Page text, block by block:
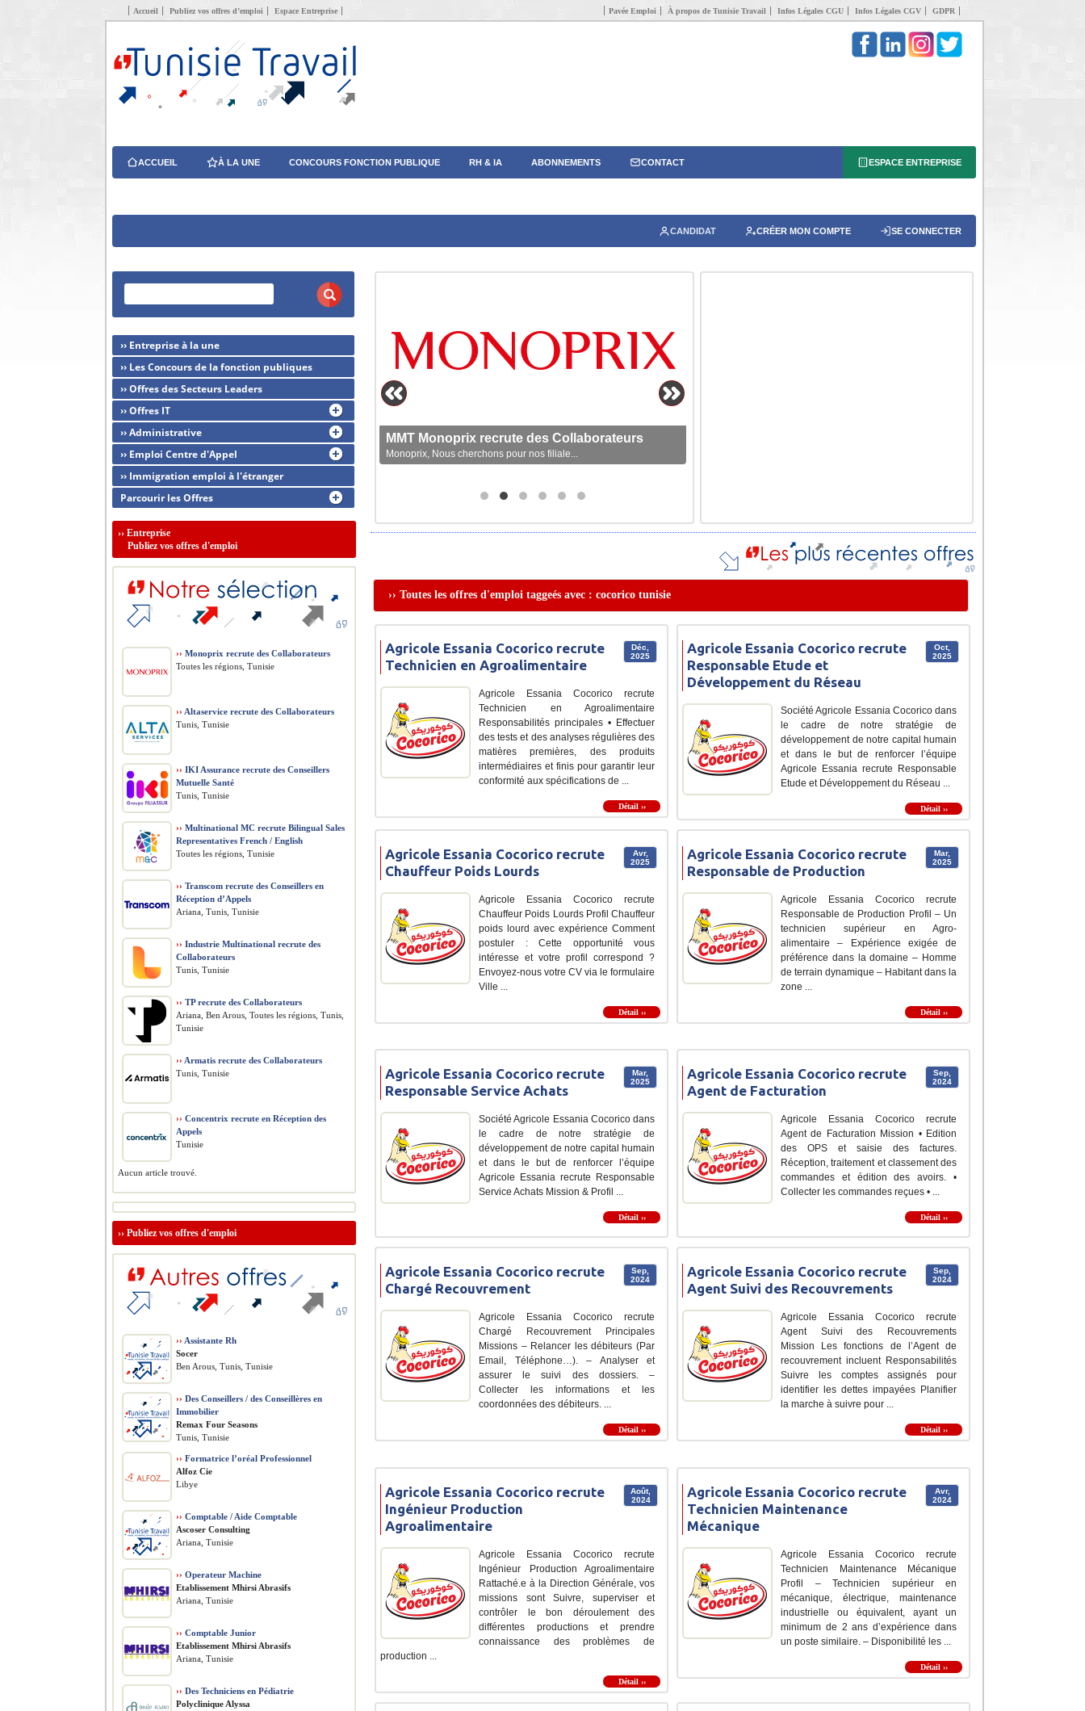
Accueil Publiez vos offres d’emploi Espace Entreprise Pavée Emploi À propos de Tunisie Travail Infos Légales CGU Infos Légales CGV GDPR
ACCUEIL À LA UNE CONCOURS FONCTION PUBLIQUE RH & IA ABONNEMENTS CONTACT ESPACE ENTREPRISE
CANDIDAT CRÉER MON COMPTE SE CONNECTER
MMT Monoprix recrute des Collaborateurs
Monoprix, Nous cherchons pour nos filiale...
›› Toutes les offres d'emploi taggeés avec : cocorico tunisie
Déc,
2025
Agricole Essania Cocorico recrute
Technicien en Agroalimentaire
Agricole Essania Cocorico recrute
Technicien en Agroalimentaire
Responsabilités principales • Effectuer
des tests et des analyses régulières des
matières premières, des produits
intermédiaires et finis pour garantir leur
conformité aux spécifications de ...
Détail ››
Oct,
2025
Agricole Essania Cocorico recrute
Responsable Etude et
Développement du Réseau
Société Agricole Essania Cocorico dans
le cadre de notre stratégie de
développement de notre capital humain
et dans le but de renforcer l’équipe
Agricole Essania recrute Responsable
Etude et Développement du Réseau ...
Détail ››
Avr,
2025
Agricole Essania Cocorico recrute
Chauffeur Poids Lourds
Agricole Essania Cocorico recrute
Chauffeur Poids Lourds Profil Chauffeur
poids lourd avec expérience Comment
postuler : Cette opportunité vous
intéresse et votre profil correspond ?
Envoyez-nous votre CV via le formulaire
Ville ...
Détail ››
Mar,
2025
Agricole Essania Cocorico recrute
Responsable de Production
Agricole Essania Cocorico recrute
Responsable de Production Profil – Un
technicien supérieur en Agro-
alimentaire – Expérience exigée de
préférence dans la domaine – Homme
de terrain dynamique – Habitant dans la
zone ...
Détail ››
Mar,
2025
Agricole Essania Cocorico recrute
Responsable Service Achats
Société Agricole Essania Cocorico dans
le cadre de notre stratégie de
développement de notre capital humain
et dans le but de renforcer l’équipe
Agricole Essania recrute Responsable
Service Achats Mission & Profil ...
Détail ››
Sep,
2024
Agricole Essania Cocorico recrute
Agent de Facturation
Agricole Essania Cocorico recrute
Agent de Facturation Mission • Edition
des OPS et saisie des factures.
Réception, traitement et classement des
commandes et édition des avoirs. •
Collecter les commandes reçues • ...
Détail ››
Sep,
2024
Agricole Essania Cocorico recrute
Chargé Recouvrement
Agricole Essania Cocorico recrute
Chargé Recouvrement Principales
Missions – Relancer les débiteurs (Par
Email, Téléphone…). – Analyser et
assurer le suivi des dossiers. –
Collecter les informations et les
coordonnées des débiteurs. ...
Détail ››
Sep,
2024
Agricole Essania Cocorico recrute
Agent Suivi des Recouvrements
Agricole Essania Cocorico recrute
Agent Suivi des Recouvrements
Mission Les fonctions de l’Agent de
recouvrement incluent Responsabilités
Suivre les comptes assignés pour
identifier les dettes impayées Planifier
la marche à suivre pour ...
Détail ››
Août,
2024
Agricole Essania Cocorico recrute
Ingénieur Production
Agroalimentaire
Agricole Essania Cocorico recrute
Ingénieur Production Agroalimentaire
Rattaché.e à la Direction Générale, vos
missions sont Suivre, superviser et
contrôler le bon déroulement des
différentes productions et prendre
connaissance des problèmes de
production ...
Détail ››
Avr,
2024
Agricole Essania Cocorico recrute
Technicien Maintenance
Mécanique
Agricole Essania Cocorico recrute
Technicien Maintenance Mécanique
Profil – Technicien supérieur en
mécanique, électrique, maintenance
industrielle ou équivalent, ayant un
minimum de 2 ans d’expérience dans
un poste similaire. – Disponibilité les ...
Détail ››
›› Entreprise à la une
›› Les Concours de la fonction publiques
›› Offres des Secteurs Leaders
›› Offres IT
›› Administrative
›› Emploi Centre d'Appel
›› Immigration emploi à l'étranger
Parcourir les Offres
›› Entreprise
Publiez vos offres d'emploi
›› Monoprix recrute des Collaborateurs
Toutes les régions, Tunisie
›› Altaservice recrute des Collaborateurs
Tunis, Tunisie
›› IKI Assurance recrute des Conseillers
Mutuelle Santé
Tunis, Tunisie
›› Multinational MC recrute Bilingual Sales
Representatives French / English
Toutes les régions, Tunisie
›› Transcom recrute des Conseillers en
Réception d’Appels
Ariana, Tunis, Tunisie
›› Industrie Multinational recrute des
Collaborateurs
Tunis, Tunisie
›› TP recrute des Collaborateurs
Ariana, Ben Arous, Toutes les régions, Tunis,
Tunisie
›› Armatis recrute des Collaborateurs
Tunis, Tunisie
›› Concentrix recrute en Réception des
Appels
Tunisie
Aucun article trouvé.
›› Publiez vos offres d'emploi
›› Assistante Rh
Socer
Ben Arous, Tunis, Tunisie
›› Des Conseillers / des Conseillères en
Immobilier
Remax Four Seasons
Tunis, Tunisie
›› Formatrice l’oréal Professionnel
Alfoz Cie
Libye
›› Comptable / Aide Comptable
Ascoser Consulting
Ariana, Tunisie
›› Operateur Machine
Etablissement Mhirsi Abrasifs
Ariana, Tunisie
›› Comptable Junior
Etablissement Mhirsi Abrasifs
Ariana, Tunisie
›› Des Techniciens en Pédiatrie
Polyclinique Alyssa